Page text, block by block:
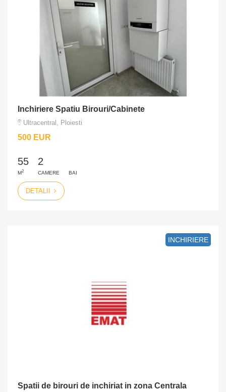
Inchiriere Spatiu Birouri/Cabinete
Ultracentral, Ploiesti
500 EUR
55
M2
2
CAMERE BAI
DETALII
INCHIRIERE
Spatii de birouri de inchiriat in zona Centrala